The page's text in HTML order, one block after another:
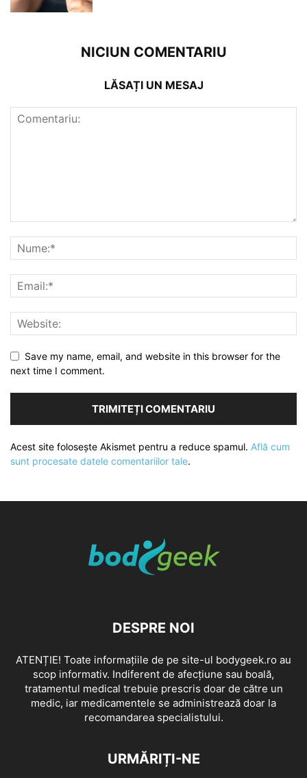
NICIUN COMENTARIU
LĂSAȚI UN MESAJ
Save my name, email, and website in this browser for the
next time I comment.
Acest site folosește Akismet pentru a reduce spamul. Află cum
sunt procesate datele comentariilor tale.
DESPRE NOI
ATENȚIE! Toate informațiile de pe site-ul bodygeek.ro au
scop informativ. Indiferent de afecțiune sau boală,
tratamentul medical trebuie prescris doar de către un
medic, iar medicamentele se administrează doar la
recomandarea specialistului.
URMĂRIȚI-NE